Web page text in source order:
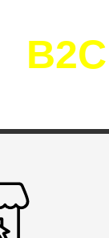
B2C